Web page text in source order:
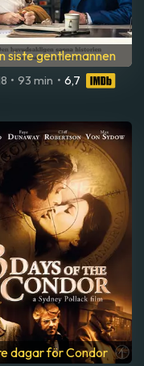
siste gentlemannen
• 93 min • 6,7
dagar för Condor